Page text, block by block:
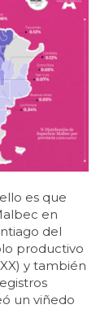
es que
en
del
productivo
y también
un viñedo